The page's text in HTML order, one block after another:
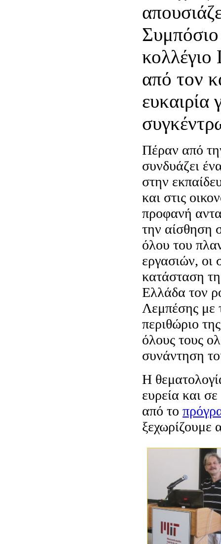
από τον
ευκαιρία
Πέραν από
συνδυάζει
στην
και στις
προφανή
την αίσθηση
όλου του
εργασιών, οι
κατάσταση
Ελλάδα τον
Λεμπέσης με
περιθώριο
όλους τους
συνάντηση
Η
ευρεία και
από το